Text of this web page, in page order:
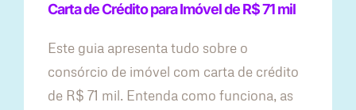
Carta de Crédito para Imóvel de R$ 71 mil
Este guia apresenta tudo sobre o
consórcio de imóvel com carta de crédito
de R$ 71 mil. Entenda como funciona, as